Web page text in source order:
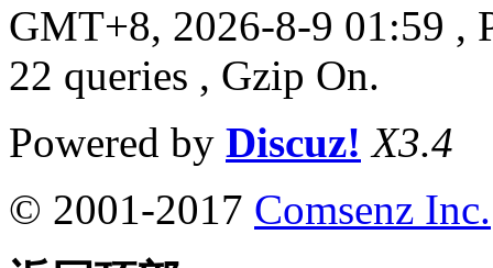
GMT+8, 2026-8-9 01:59 ,
22 queries , Gzip On.
Powered by Discuz! X3.4
© 2001-2017 Comsenz Inc.